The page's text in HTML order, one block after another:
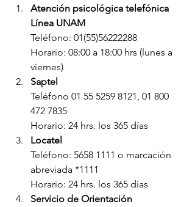
Atención psicológica telefónica
Línea UNAM
Teléfono: 01(55)56222288
Horario: 08:00 a 18:00 hrs (lunes a
viernes)
Saptel
Teléfono 01 55 5259 8121, 01 800
472 7835
Horario: 24 hrs. los 365 días
Locatel
Teléfono: 5658 1111 o marcación
abreviada *1111
Horario: 24 hrs. los 365 días
Servicio de Orientación